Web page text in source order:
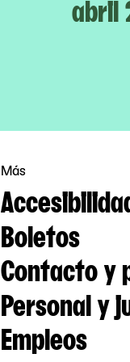
abril
Más
Boletos
Contacto y
Personal y
Empleos